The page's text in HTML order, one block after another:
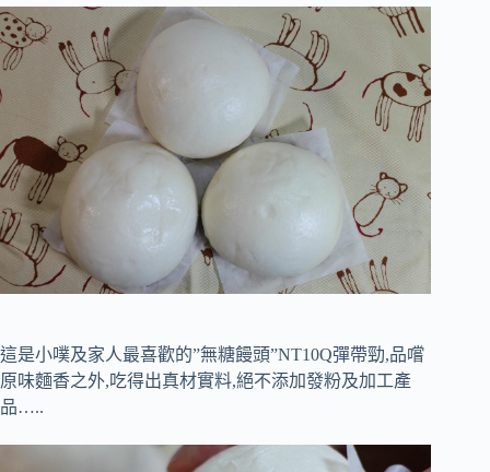
這是小噗及家人最喜歡的”無糖饅頭”NT10Q彈帶勁,品嚐
原味麵香之外,吃得出真材實料,絕不添加發粉及加工產
品…..